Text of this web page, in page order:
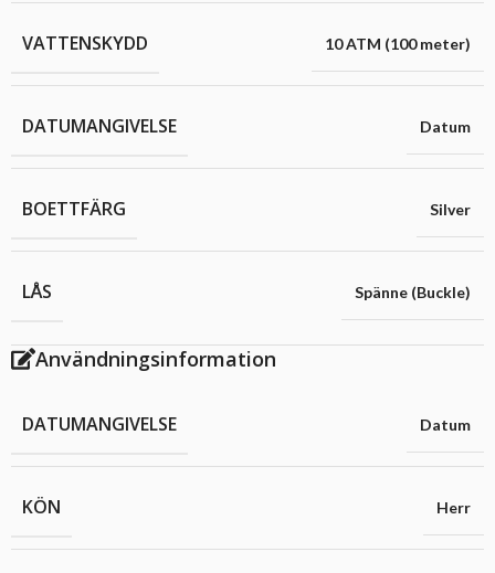
VATTENSKYDD 10 ATM (100 meter)
DATUMANGIVELSE Datum
BOETTFÄRG Silver
LÅS Spänne (Buckle)
Användningsinformation
DATUMANGIVELSE Datum
KÖN Herr